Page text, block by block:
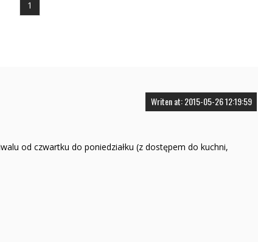
1
Writen at: 2015-05-26 12:19:59
od czwartku do poniedziałku (z dostępem do kuchni,